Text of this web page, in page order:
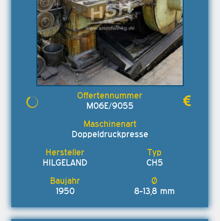
M06E/9055
Doppeldruckpresse
HILGELAND CH5
1950 8-13,8 mm